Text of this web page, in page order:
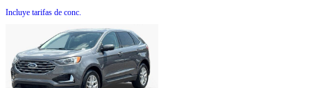
Incluye tarifas de conc.